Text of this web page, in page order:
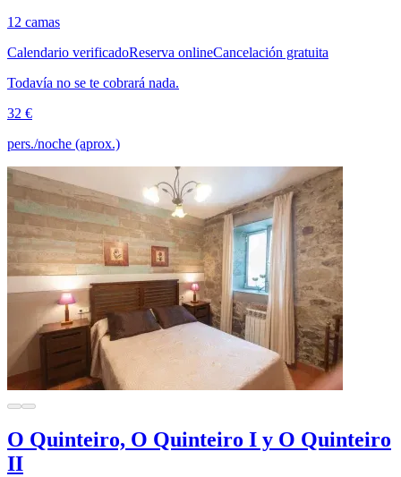
12 camas
Calendario verificadoReserva onlineCancelación gratuita
Todavía no se te cobrará nada.
32 €
pers./noche (aprox.)
O Quinteiro, O Quinteiro I y O Quinteiro
II